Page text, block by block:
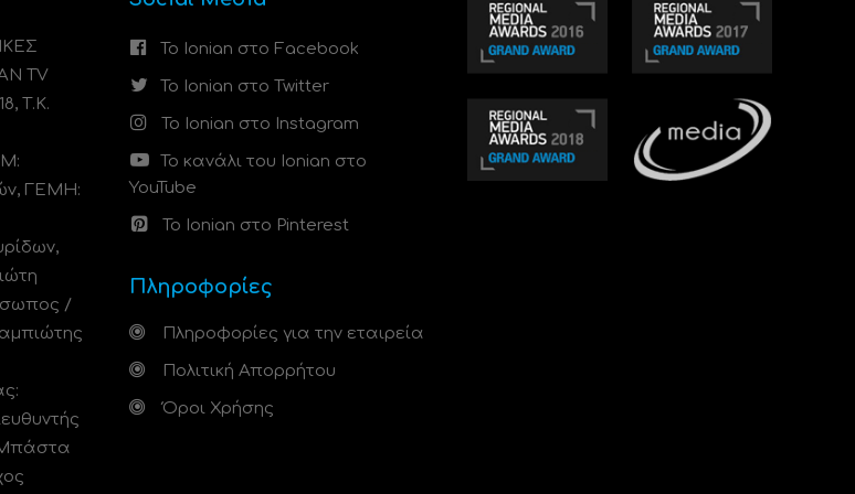
TV
Τ.Κ.
ΓΕΜΗ:
/
Μπάστα
Το Ionian στο Facebook
Το Ionian στο Twitter
Το Ionian στο Instagram
Το κανάλι του Ionian στο
YouTube
Το Ionian στο Pinterest
Πληροφορίες
Πληροφορίες για την εταιρεία
Πολιτική Απορρήτου
Όροι Χρήσης